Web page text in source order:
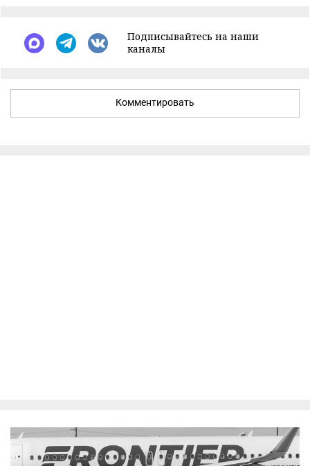
Подписывайтесь на наши
каналы
Комментировать